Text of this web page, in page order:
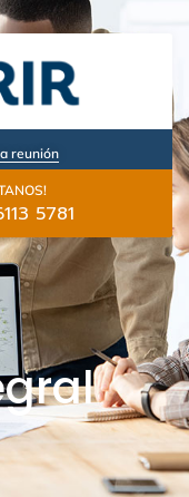
reunión
5781